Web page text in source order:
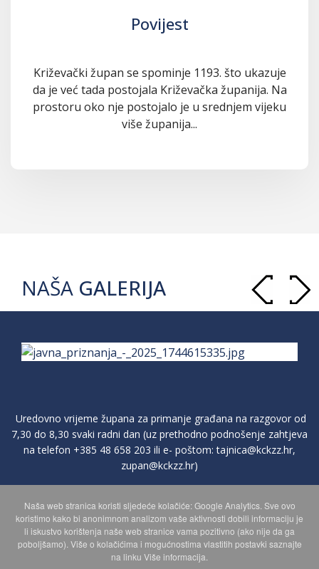
Povijest
Križevački župan se spominje 1193. što ukazuje
da je već tada postojala Križevačka županija. Na
prostoru oko nje postojalo je u srednjem vijeku
više županija...
NAŠA GALERIJA
Uredovno vrijeme župana za primanje građana na razgovor od
7,30 do 8,30 svaki radni dan (uz prethodno podnošenje zahtjeva
na telefon +385 48 658 203 ili e- poštom:tajnica@kckzz.hr,
zupan@kckzz.hr)
POLITIKA ZAŠTITE PRIVATNOSTI OSOBNIH PODATAKA
MAPA WEBA
Naša web stranica koristi sljedeće kolačiće: Google Analytics. Sve ovo
koristimo kako bi anonimnom analizom vaše aktivnosti dobili informaciju je
li iskustvo korištenja naše web stranice vama pozitivno (ako nije da ga
poboljšamo). Više o kolačićima i mogućnostima vlastitih postavki saznajte
na linku Više informacija.